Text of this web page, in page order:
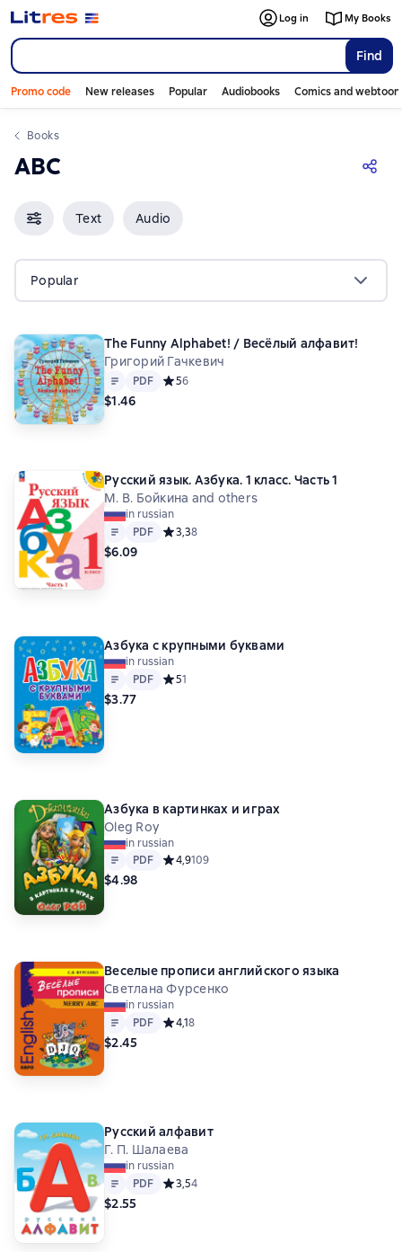
Find
Log in My Books
Promo code New releases Popular Audiobooks Comics and
Books
ABC
Text Audio
Popular
The Funny Alphabet! / Весëлый алфавит!
Григорий Гачкевич
Text PDF
PDF Средний рейтинг 5 на основе 6 оценок
56
$1.46
Русский язык. Азбука. 1 класс. Часть 1
М. В. Бойкина and others
in russian
Text
PDF
PDF Средний рейтинг 3,3 на основе 8 оценок
3,38
$6.09
Азбука с крупными буквами
in russian
Text
PDF
PDF Средний рейтинг 5 на основе 1 оценок
51
$3.77
Азбука в картинках и играх
Oleg Roy
in russian
Text
PDF
PDF Средний рейтинг 4,9 на основе 109 оценок
4,9109
$4.98
Веселые прописи английского языка
Светлана Фурсенко
in russian
Text
PDF
PDF Средний рейтинг 4,1 на основе 8 оценок
4,18
$2.45
Русский алфавит
Г. П. Шалаева
in russian
Text
PDF
PDF Средний рейтинг 3,5 на основе 4 оценок
3,54
$2.55